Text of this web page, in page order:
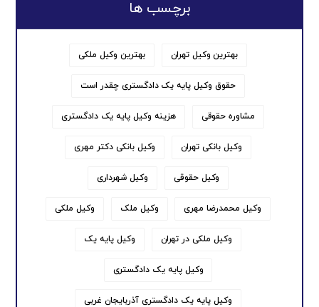
برچسب ها
بهترین وکیل تهران بهترین وکیل ملکی
حقوق وکیل پایه یک دادگستری چقدر است
مشاوره حقوقی هزینه وکیل پایه یک دادگستری
وکیل بانکی تهران وکیل بانکی دکتر مهری
وکیل حقوقی وکیل شهرداری
وکیل محمدرضا مهری وکیل ملک وکیل ملکی
وکیل ملکی در تهران وکیل پایه یک
وکیل پایه یک دادگستری
وکیل پایه یک دادگستری آذربایجان غربی